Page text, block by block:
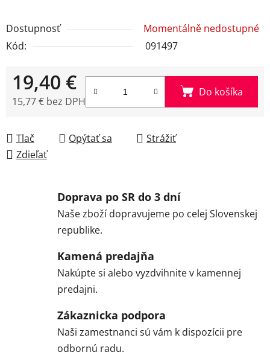
Dostupnosť
Momentálně nedostupné
Kód:
091497
19,40 €
15,77 € bez DPH
Do košíka
Tlač Opýtať sa
Strážiť
Zdieľať
Doprava po SR do 3 dní
Naše zboží dopravujeme po celej Slovenskej
republike.
Kamená predajňa
Nakúpte si alebo vyzdvihnite v kamennej
predajni.
Zákaznicka podpora
Naši zamestnanci sú vám k dispozícii pre
odbornú radu.